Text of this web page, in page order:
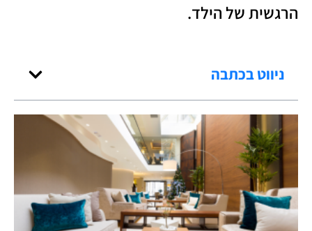
הרגשית של הילד.
ניווט בכתבה